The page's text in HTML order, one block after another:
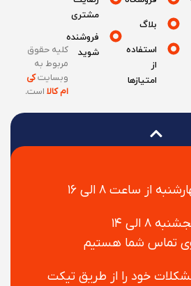
ساعت ۸ الی ۱۶
الی ۱۴
شما هستیم
خود را از طریق تیکت
بلاگ
استفاده
امتیازها
مشتری
فروشنده
شوید
کلیه حقوق
مربوط به
وبسایتکی
ام کالااست.